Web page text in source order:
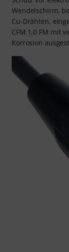
Wendelschirm,
Cu-Drähten,
CFM 1,0 FM mit
Korrosion